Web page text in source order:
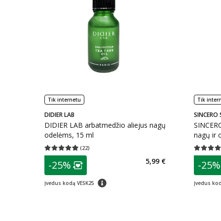
Tik internetu
DIDIER LAB
DIDIER LAB arbatmedžio aliejus nagų
odelėms, 15 ml
(22)
Vidutinis įvertinimas 4.91
patarimas
Lojalumo klubo narių nuolaida:
-25%
Įvedus kodą VESK25 patarimas
5,99 €
Tik
SINCERO
nagų ir
YOGA,
Vidutinis
-25%
Įvedus